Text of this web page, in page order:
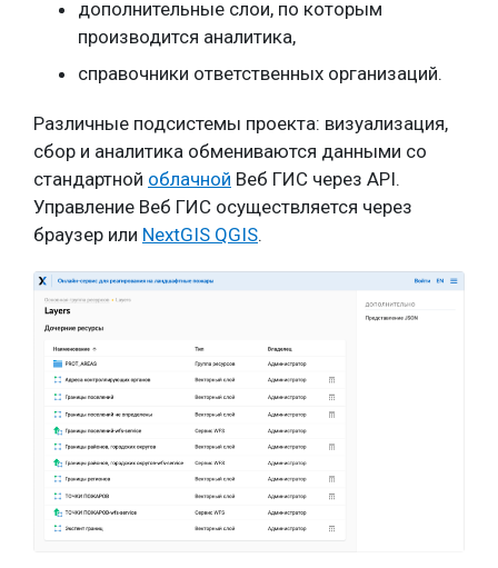
дополнительные слои, по которым
производится аналитика,
справочники ответственных организаций.
Различные подсистемы проекта: визуализация,
сбор и аналитика обмениваются данными со
стандартной облачной Веб ГИС через API.
Управление Веб ГИС осуществляется через
браузер или NextGIS QGIS.